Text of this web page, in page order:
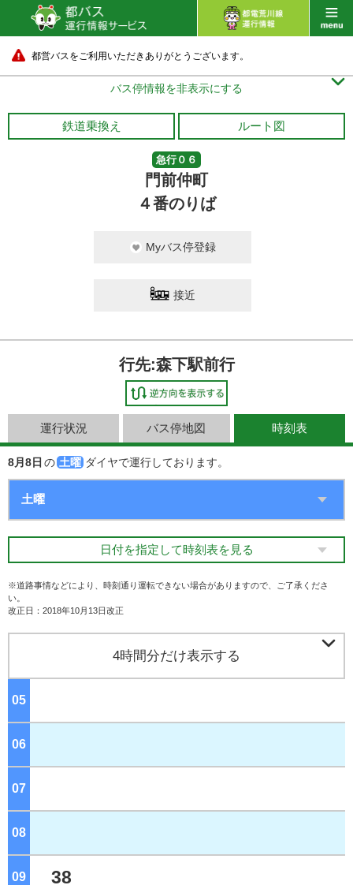
都営バスをご利用いただきありがとうございます。
バス停情報を非表示にする 
鉄道乗換え ルート図
急行０６
門前仲町
４番のりば
Myバス停登録
接近
行先:森下駅前行
運行状況 バス停地図 時刻表
8月8日 の 土曜 ダイヤで運行しております。
日付を指定して時刻表を見る
※道路事情などにより、時刻通り運転できない場合がありますので、ご了承くださ
い。
改正日：2018年10月13日改正
4時間分だけ表示する 
05
06
07
08
09 38